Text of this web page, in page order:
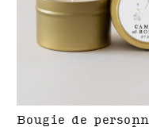
Bougie de